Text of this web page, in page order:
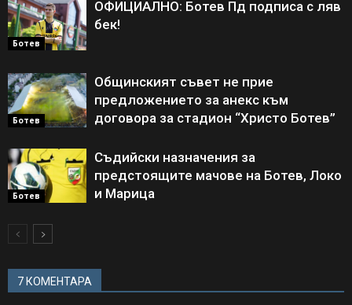
Ботев
ОФИЦИАЛНО: Ботев Пд подписа с ляв
бек!
Ботев
Общинският съвет не прие
предложението за анекс към
договора за стадион “Христо Ботев”
Ботев
Съдийски назначения за
предстоящите мачове на Ботев, Локо
и Марица
7 КОМЕНТАРА